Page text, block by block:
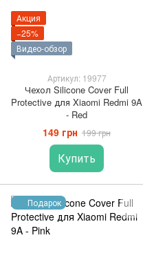
Акция
−25%
Видео-обзор
Артикул: 19977
Чехол Silicone Cover Full
Protective для Xiaomi Redmi 9A
- Red
149 грн 199 грн
Купить
Подарок